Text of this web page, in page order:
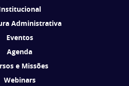
Administrativa
Eventos
Agenda
e Missões
Webinars